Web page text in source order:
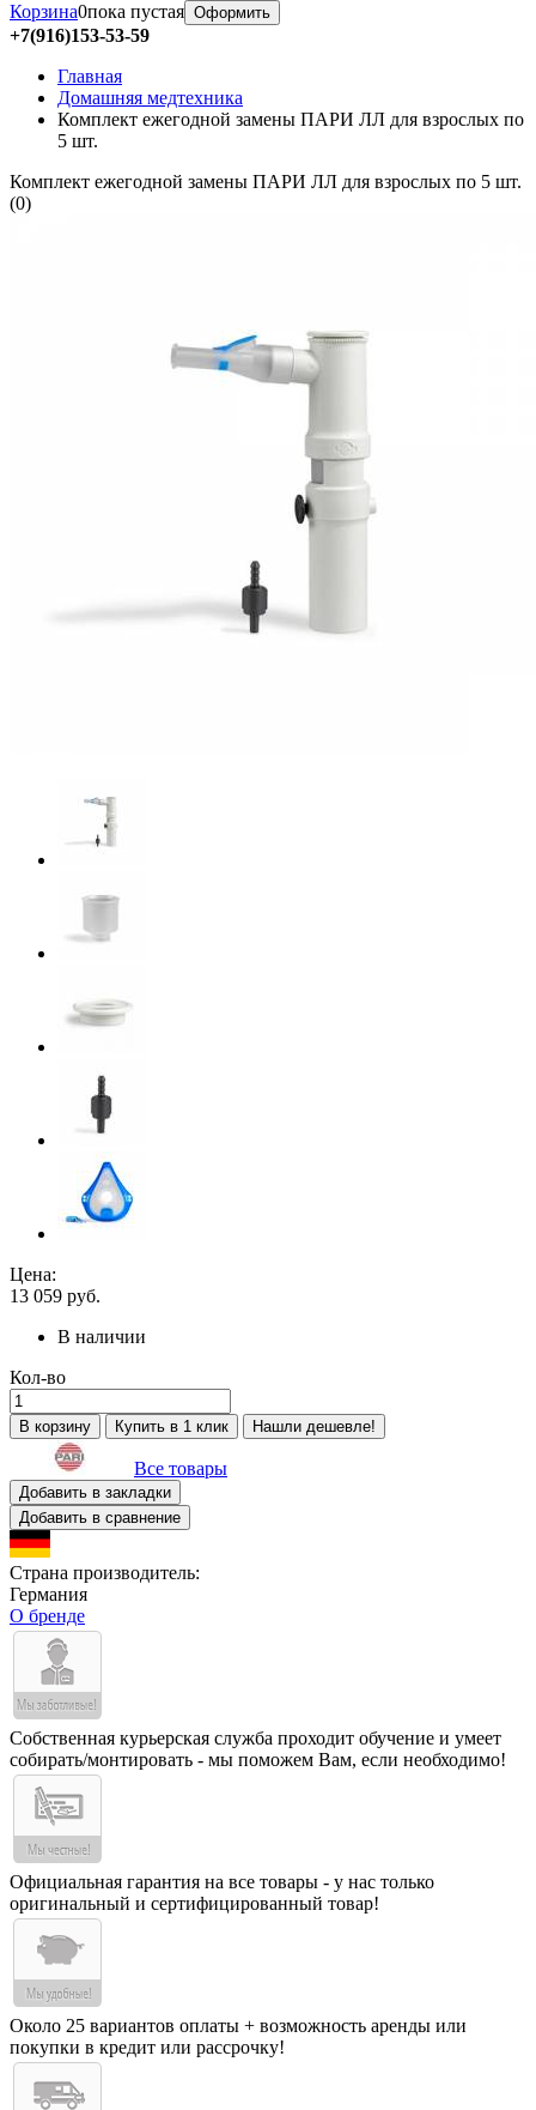
Корзина0пока пустая Оформить
+7(916)153-53-59
Главная
Домашняя медтехника
Комплект ежегодной замены ПАРИ ЛЛ для взрослых по
5 шт.
Комплект ежегодной замены ПАРИ ЛЛ для взрослых по 5 шт.
(0)
Цена:
13 059 руб.
В наличии
Кол-во
В корзину Купить в 1 клик Нашли дешевле!
Все товары
Добавить в закладки
Добавить в сравнение
Страна производитель:
Германия
О бренде
Собственная курьерская служба проходит обучение и умеет
собирать/монтировать - мы поможем Вам, если необходимо!
Официальная гарантия на все товары - у нас только
оригинальный и сертифицированный товар!
Около 25 вариантов оплаты + возможность аренды или
покупки в кредит или рассрочку!